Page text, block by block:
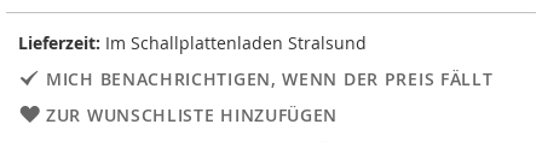
Lieferzeit: Im Schallplattenladen Stralsund
MICH BENACHRICHTIGEN, WENN DER PREIS FÄLLT
ZUR WUNSCHLISTE HINZUFÜGEN